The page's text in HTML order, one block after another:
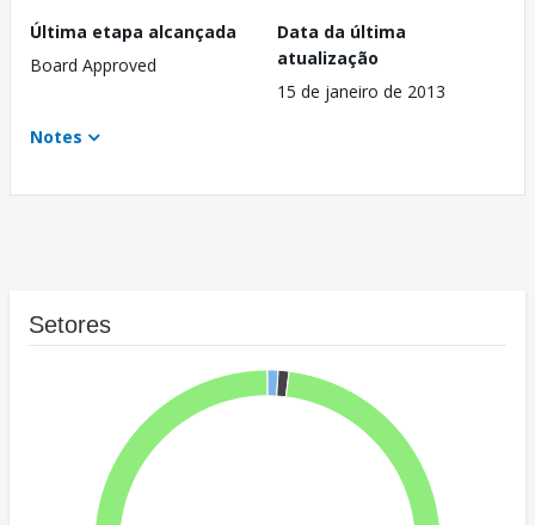
Última etapa alcançada
Board Approved
Data da última
atualização
15 de janeiro de 2013
Notes
Setores